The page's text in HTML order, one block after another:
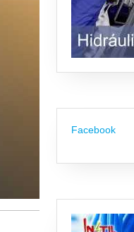
Facebook